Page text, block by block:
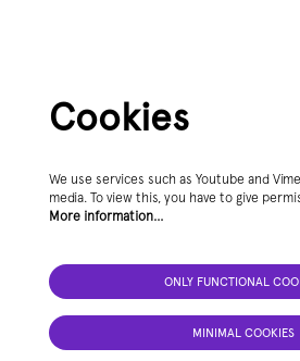
Cookies
We use services such as Youtube and
media. To view this, you have to give
More information…
ONLY FUNCTIONAL
MINIMAL COOKIES